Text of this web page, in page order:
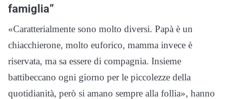
famiglia”
«Caratterialmente sono molto diversi. Papà è un
chiacchierone, molto euforico, mamma invece è
riservata, ma sa essere di compagnia. Insieme
battibeccano ogni giorno per le piccolezze della
quotidianità, però si amano sempre alla follia», hanno